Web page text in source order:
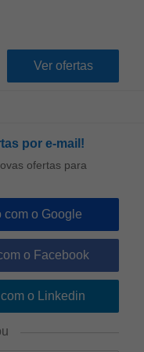
por e-mail!
ofertas para
com o Google
o Facebook
o Linkedin